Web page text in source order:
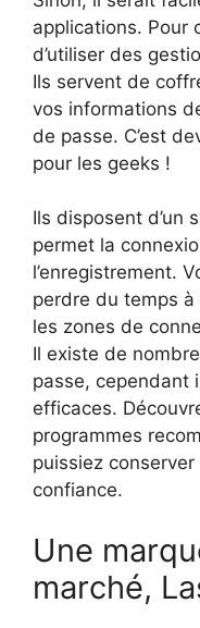
applications. Pour
d’utiliser des
Ils servent de
vos informations
de passe. C’est
pour les geeks !
Ils disposent d’un
permet la
l’enregistrement.
perdre du temps
les zones de
Il existe de
passe, cependant
efficaces.
programmes
puissiez
confiance.
Une
marché,